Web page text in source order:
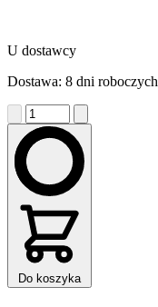
U dostawcy
Dostawa: 8 dni roboczych
Do koszyka